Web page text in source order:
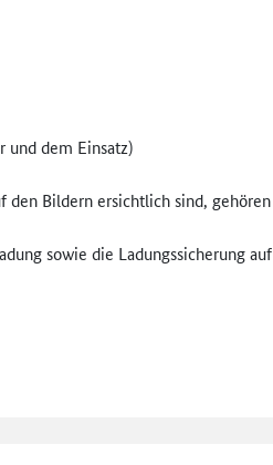
und dem Einsatz)
den Bildern ersichtlich sind, gehören
sowie die Ladungssicherung auf